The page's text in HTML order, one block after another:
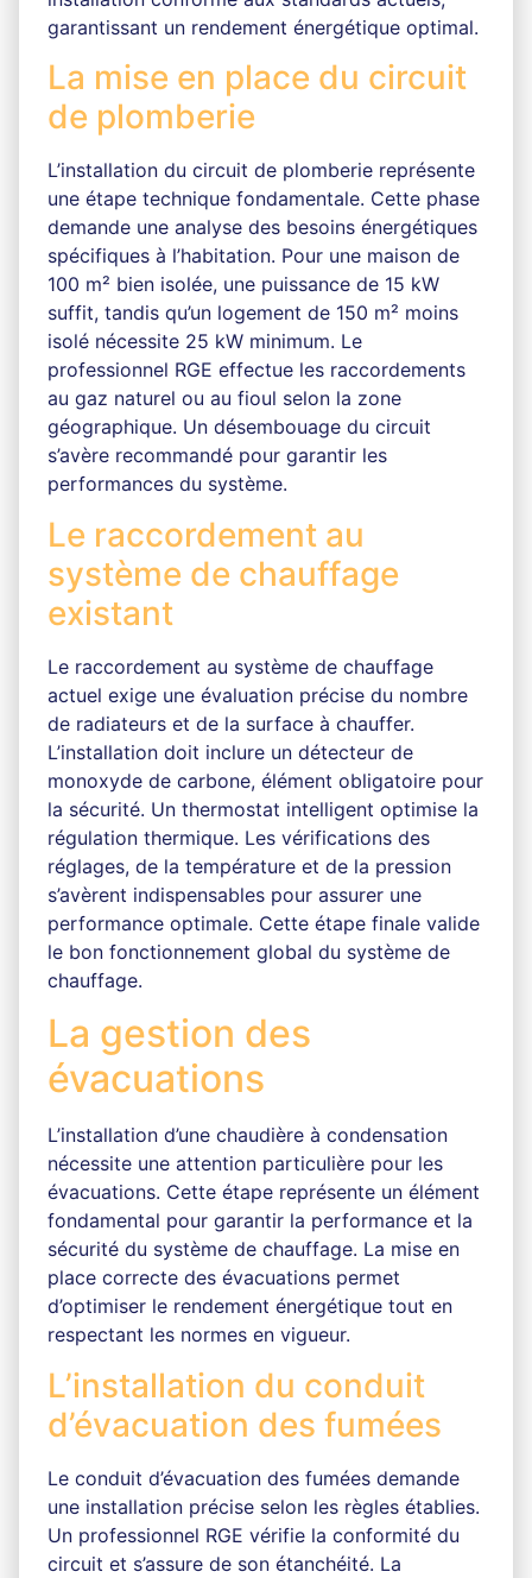
garantissant un rendement énergétique optimal.
La mise en place du circuit
de plomberie
L’installation du circuit de plomberie représente
une étape technique fondamentale. Cette phase
demande une analyse des besoins énergétiques
spécifiques à l’habitation. Pour une maison de
100 m² bien isolée, une puissance de 15 kW
suffit, tandis qu’un logement de 150 m² moins
isolé nécessite 25 kW minimum. Le
professionnel RGE effectue les raccordements
au gaz naturel ou au fioul selon la zone
géographique. Un désembouage du circuit
s’avère recommandé pour garantir les
performances du système.
Le raccordement au
système de chauffage
existant
Le raccordement au système de chauffage
actuel exige une évaluation précise du nombre
de radiateurs et de la surface à chauffer.
L’installation doit inclure un détecteur de
monoxyde de carbone, élément obligatoire pour
la sécurité. Un thermostat intelligent optimise la
régulation thermique. Les vérifications des
réglages, de la température et de la pression
s’avèrent indispensables pour assurer une
performance optimale. Cette étape finale valide
le bon fonctionnement global du système de
chauffage.
La gestion des
évacuations
L’installation d’une chaudière à condensation
nécessite une attention particulière pour les
évacuations. Cette étape représente un élément
fondamental pour garantir la performance et la
sécurité du système de chauffage. La mise en
place correcte des évacuations permet
d’optimiser le rendement énergétique tout en
respectant les normes en vigueur.
L’installation du conduit
d’évacuation des fumées
Le conduit d’évacuation des fumées demande
une installation précise selon les règles établies.
Un professionnel RGE vérifie la conformité du
circuit et s’assure de son étanchéité. La